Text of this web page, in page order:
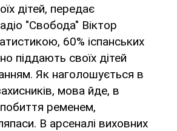
дітей, передає
"Свобода" Віктор
60% іспанських
піддають своїх дітей
Як наголошується в
мова йде, в
ременем,
В арсеналі виховних